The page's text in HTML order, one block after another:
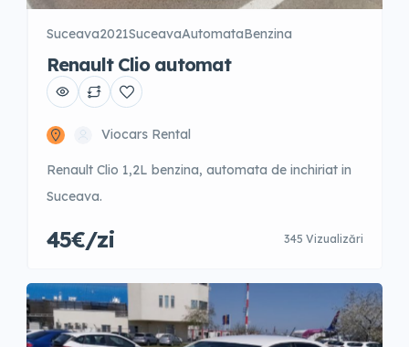
Suceava2021SuceavaAutomataBenzina
Renault Clio automat
Viocars Rental
Renault Clio 1,2L benzina, automata de inchiriat in
Suceava.
45€/zi 345 Vizualizări